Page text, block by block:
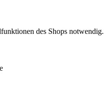
des Shops notwendig.